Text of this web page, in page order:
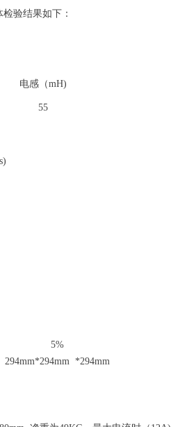
验结果如下：
电感（mH)
55
5%
294mm*294mm *294mm